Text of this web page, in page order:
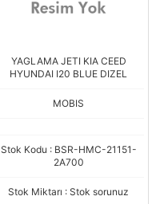
YAGLAMA JETI KIA CEED
HYUNDAI I20 BLUE DIZEL
MOBIS
Stok Kodu : BSR-HMC-21151-
2A700
Stok Miktarı : Stok sorunuz